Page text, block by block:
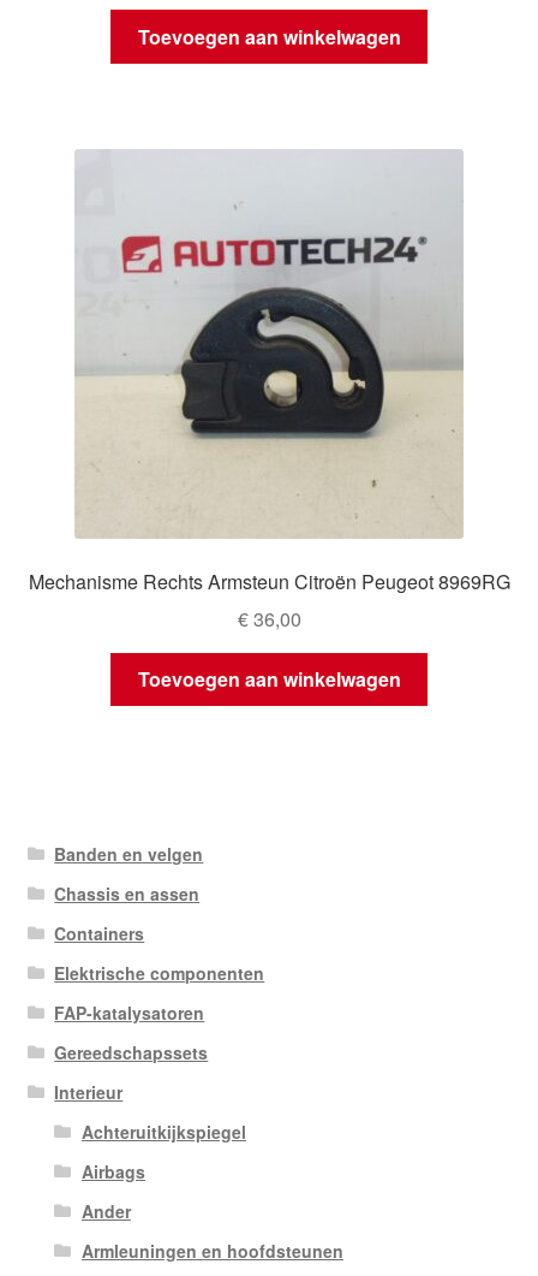
Toevoegen aan winkelwagen
Mechanisme Rechts Armsteun Citroën Peugeot 8969RG
€36,00
Toevoegen aan winkelwagen
Banden en velgen
Chassis en assen
Containers
Elektrische componenten
FAP-katalysatoren
Gereedschapssets
Interieur
Achteruitkijkspiegel
Airbags
Ander
Armleuningen en hoofdsteunen